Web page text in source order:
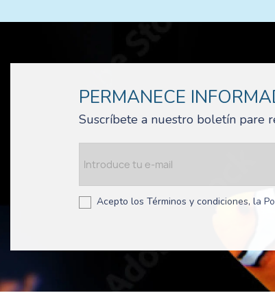
PERMANECE
Suscríbete a nuestro boletín pare
Acepto los Términos y condiciones, la